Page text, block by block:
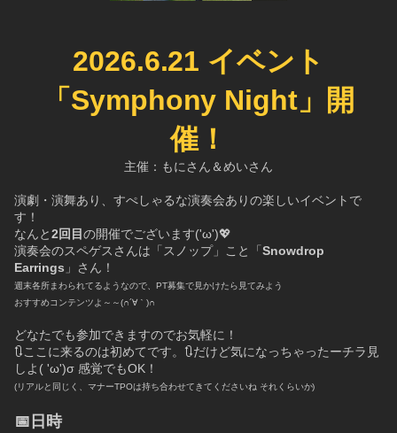
2026.6.21 イベント
「Symphony Night」開
催！
主催：もにさん＆めいさん
演劇・演舞あり、すぺしゃるな演奏会ありの楽しいイベントで
す！
なんと2回目の開催でございます('ω')💖
演奏会のスペゲスさんは「スノップ」こと「 Snowdrop
Earrings 」さん！
週末各所まわられてるようなので、PT募集で見かけたら見てみよう
おすすめコンテンツよ～～(∩´∀｀)∩
どなたでも参加できますのでお気軽に！
🔃ここに来るのは初めてです。🔃だけど気になっちゃったーチラ見
しよ( 'ω')σ 感覚でもOK！
(リアルと同じく、マナーTPOは持ち合わせてきてくださいね それくらいか)
📅日時